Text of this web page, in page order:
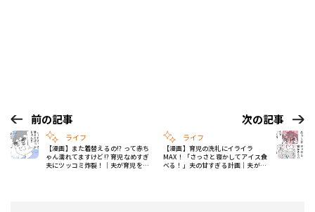
前の記事
ライフ
【漫画】また着替えるの!? って赤ち
ゃん濡れてますけど!? 育児なめすぎ
夫にツッコミ炸裂！｜夫が育児をな
次の記事
ライフ
【漫画】育児の洗礼にイライラ
MAX！「さっさと寝かしてアイス食
べる！」夫の甘すぎる計画｜夫が育